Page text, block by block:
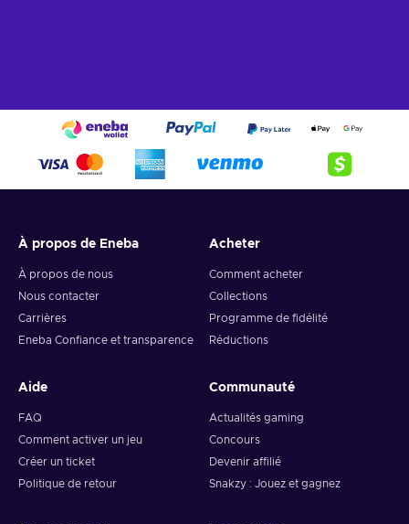
À propos de Eneba
À propos de nous
Nous contacter
Carrières
Eneba Confiance et transparence
Acheter
Comment acheter
Collections
Programme de fidélité
Réductions
Aide
FAQ
Comment activer un jeu
Créer un ticket
Politique de retour
Communauté
Actualités gaming
Concours
Devenir affilié
Snakzy : Jouez et gagnez